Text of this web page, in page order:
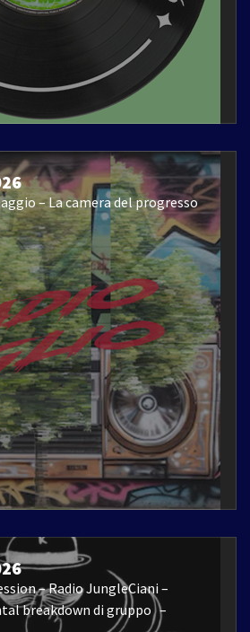
– La camera del progresso
– Radio JungleCiani –
breakdown di gruppo –